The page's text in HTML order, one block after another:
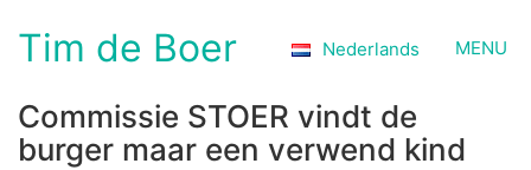
Tim de Boer Nederlands MENU
Commissie STOER vindt de
burger maar een verwend kind